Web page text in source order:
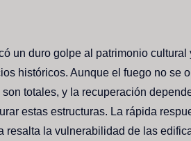
un duro golpe al patrimonio
históricos. Aunque el fuego no se
totales, y la recuperación
estas estructuras. La rápida
resalta la vulnerabilidad de las